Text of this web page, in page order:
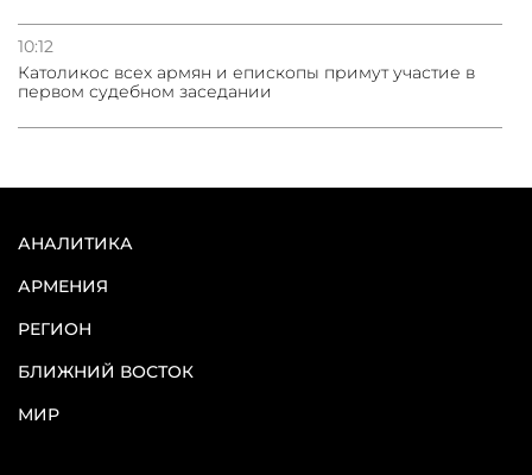
10:12
Католикос всех армян и епископы примут участие в
первом судебном заседании
АНАЛИТИКА
АРМЕНИЯ
РЕГИОН
БЛИЖНИЙ ВОСТОК
МИР